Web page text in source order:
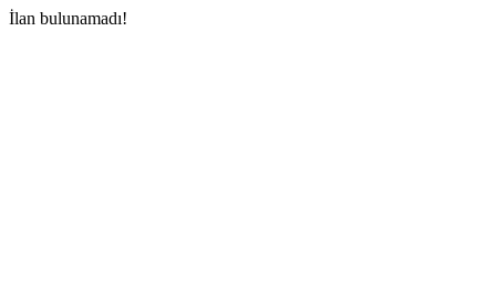
İlan bulunamadı!